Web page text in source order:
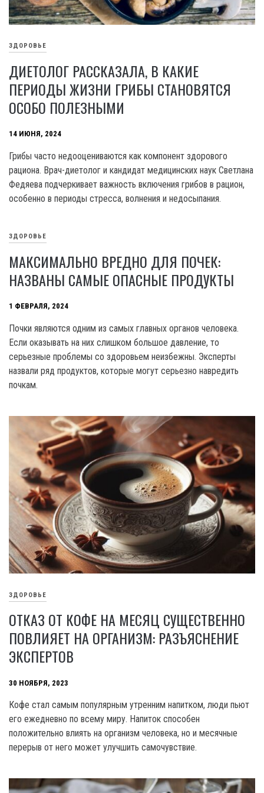
ЗДОРОВЬЕ
ДИЕТОЛОГ РАССКАЗАЛА, В КАКИЕ
ПЕРИОДЫ ЖИЗНИ ГРИБЫ СТАНОВЯТСЯ
ОСОБО ПОЛЕЗНЫМИ
14 ИЮНЯ, 2024
Грибы часто недооцениваются как компонент здорового
рациона. Врач-диетолог и кандидат медицинских наук Светлана
Федяева подчеркивает важность включения грибов в рацион,
особенно в периоды стресса, волнения и недосыпания.
ЗДОРОВЬЕ
МАКСИМАЛЬНО ВРЕДНО ДЛЯ ПОЧЕК:
НАЗВАНЫ САМЫЕ ОПАСНЫЕ ПРОДУКТЫ
1 ФЕВРАЛЯ, 2024
Почки являются одним из самых главных органов человека.
Если оказывать на них слишком большое давление, то
серьезные проблемы со здоровьем неизбежны. Эксперты
назвали ряд продуктов, которые могут серьезно навредить
почкам.
ЗДОРОВЬЕ
ОТКАЗ ОТ КОФЕ НА МЕСЯЦ СУЩЕСТВЕННО
ПОВЛИЯЕТ НА ОРГАНИЗМ: РАЗЪЯСНЕНИЕ
ЭКСПЕРТОВ
30 НОЯБРЯ, 2023
Кофе стал самым популярным утренним напитком, люди пьют
его ежедневно по всему миру. Напиток способен
положительно влиять на организм человека, но и месячные
перерыв от него может улучшить самочувствие.